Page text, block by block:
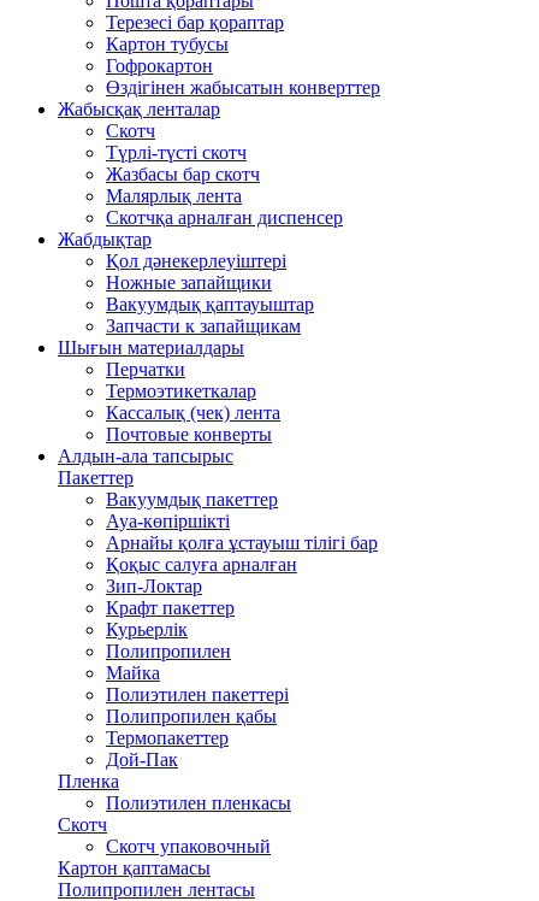
Терезесі бар қораптар
Картон тубусы
Гофрокартон
Өздігінен жабысатын конверттер
Жабысқақ ленталар
Скотч
Түрлі-түсті скотч
Жазбасы бар скотч
Малярлық лента
Скотчқа арналған диспенсер
Жабдықтар
Қол дәнекерлеуіштері
Ножные запайщики
Вакуумдық қаптауыштар
Запчасти к запайщикам
Шығын материалдары
Перчатки
Термоэтикеткалар
Кассалық (чек) лента
Почтовые конверты
Алдын-ала тапсырыс
Пакеттер
Вакуумдық пакеттер
Ауа-көпіршікті
Арнайы қолға ұстауыш тілігі бар
Қоқыс салуға арналған
Зип-Локтар
Крафт пакеттер
Курьерлік
Полипропилен
Майка
Полиэтилен пакеттері
Полипропилен қабы
Термопакеттер
Дой-Пак
Пленка
Полиэтилен пленкасы
Скотч
Скотч упаковочный
Картон қаптамасы
Полипропилен лентасы